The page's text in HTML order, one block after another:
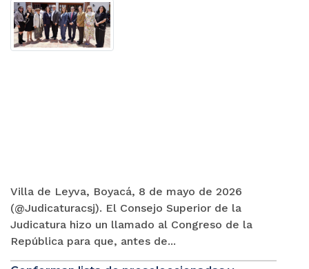
Villa de Leyva, Boyacá, 8 de mayo de 2026
(@Judicaturacsj). El Consejo Superior de la
Judicatura hizo un llamado al Congreso de la
República para que, antes de...